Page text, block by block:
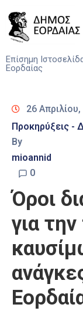
Επίσημη
Εορδαίας
Υπηρεσίες
Του
Δήμου
Προσκλήσεις
Αποφάσεις
Τηλέφωνα
Καιρός
26
Προκηρύξεις -
By
mioannid
0
Όροι
για